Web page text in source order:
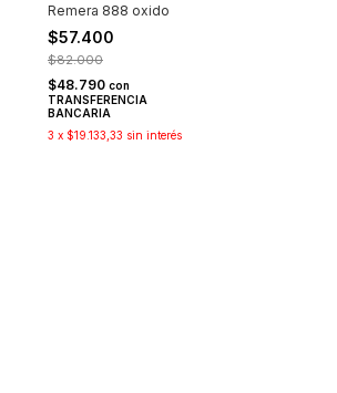
Remera 888 oxido
$57.400
$82.000
$48.790 con
TRANSFERENCIA
BANCARIA
3 x $19.133,33 sin interés